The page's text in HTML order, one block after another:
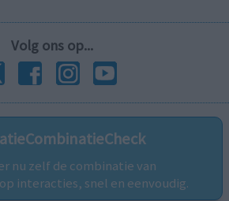
Volg ons op...
nu zelf de combinatie van
interacties, snel en eenvoudig.